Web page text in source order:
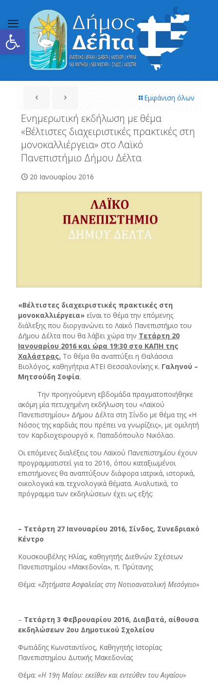
Ανοίξτε τη γραμμή εργαλείων
Εμφάνιση όλων
Ενημερωτική εκδήλωση με θέμα
«Βέλτιστες διαχειριστικές πρακτικές στη
μονοκαλλιέργεια» στο Λαϊκό
Πανεπιστήμιο Δήμου Δέλτα
20 Ιανουαρίου 2016
«Βέλτιστες διαχειριστικές πρακτικές στη
μονοκαλλιέργεια»είναι το θέμα την επόμενης
διάλεξης που διοργανώνει το Λαϊκό Πανεπιστήμιο του
Δήμου Δέλτα που θα λάβει χώρα την Τετάρτη 20
Ιανουαρίου 2016 και ώρα 19:30 στο ΚΑΠΗ της
Χαλάστρας. Το θέμα θα αναπτύξει η Θαλάσσια
Βιολόγος, καθηγήτρια ΑΤΕΙ Θεσσαλονίκης κ. Γαληνού –
Μητσούδη Σοφία.
Την προηγούμενη εβδομάδα πραγματοποιήθηκε
ακόμη μία πετυχημένη εκδήλωση του «Λαϊκού
Πανεπιστημίου» Δήμου Δέλτα στη Σίνδο με θέμα της «H
Νόσος της καρδιάς που πρέπει να γνωρίζεις», με ομιλητή
τον Καρδιοχειρουργό κ. Παπαδόπουλο Νικόλαο.
Οι επόμενες διαλέξεις του Λαϊκού Πανεπιστημίου έχουν
προγραμματιστεί για το 2016, όπου καταξιωμένοι
επιστήμονες θα αναπτύξουν διάφορα ιατρικά, ιστορικά,
οικολογικά και τεχνολογικά θέματα. Αναλυτικά, το
πρόγραμμα των εκδηλώσεων έχει ως εξής:
– Τετάρτη 27 Ιανουαρίου 2016, Σίνδος, Συνεδριακό
Κέντρο
Κουσκουβέλης Ηλίας, καθηγητής Διεθνών Σχέσεων
Πανεπιστημίου «Μακεδονία», π. Πρύτανης
Θέμα: «Ζητήματα Ασφαλείας στη Νοτιοανατολική Μεσόγειο»
– Τετάρτη 3 Φεβρουαρίου 2016, Διαβατά, αίθουσα
εκδηλώσεων 2ου Δημοτικού Σχολείου
Φωτιάδης Κωνσταντίνος, Καθηγητής Ιστορίας
Πανεπιστημίου Δυτικής Μακεδονίας
Θέμα: «Η 19η Μαίου: εκείθεν και εντεύθεν του Αιγαίου»